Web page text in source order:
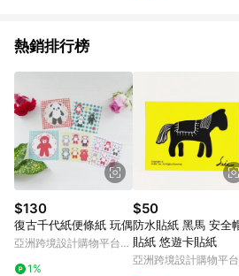
熱銷排行榜
$130
復古千代紙便條紙 玩偶
亞洲跨境設計購物平台
1%
$50
防水貼紙 黑馬 安全帽
貼紙 悠遊卡貼紙
亞洲跨境設計購物平台